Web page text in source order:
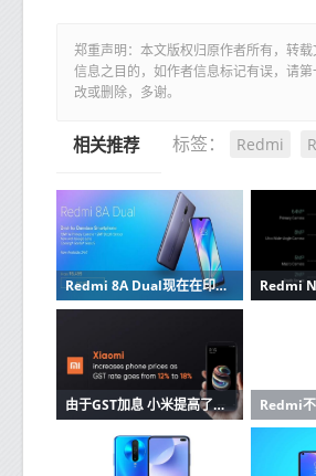
郑重声明：本文版权归原作者所有，转
信息之目的，如作者信息标记有误，请
改或删除，多谢。
标签： Redmi
相关推荐
Redmi 8A Dual现在在印度公开发售
由于GST加息 小米提高了手机价格